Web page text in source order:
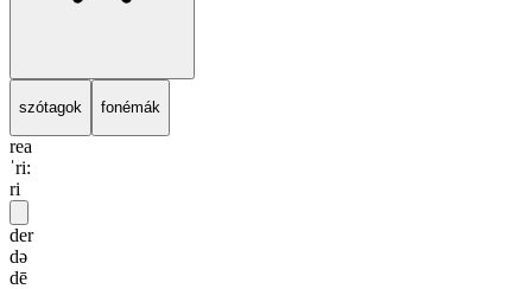
szótagok fonémák
rea
ˈri:
ri
der
də
dē